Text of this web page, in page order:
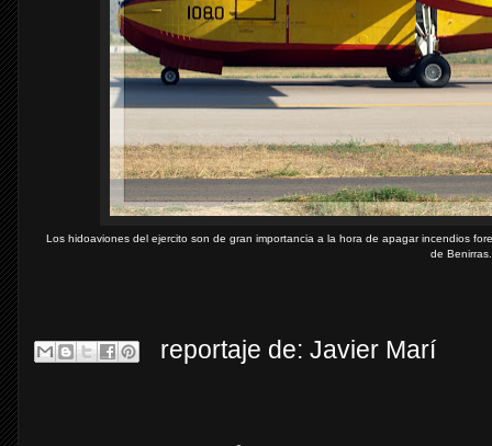
Los hidoaviones del ejercito son de gran importancia a la hora de apagar incendios
de Benirras.
reportaje de: Javier Marí